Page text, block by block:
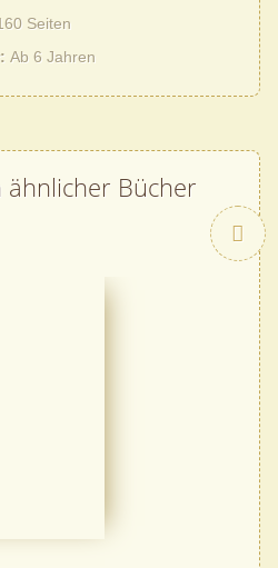
Seiten
Ab 6 Jahren
ähnlicher Bücher